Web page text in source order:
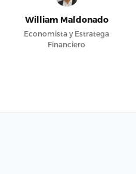
William Maldonado
Economista y Estratega
Financiero